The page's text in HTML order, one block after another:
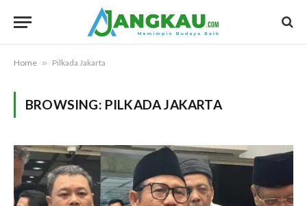
Home » Pilkada Jakarta
BROWSING: PILKADA JAKARTA